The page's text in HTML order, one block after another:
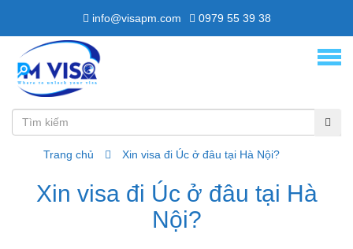
info@visapm.com 0979 55 39 38
Trang chủ Xin visa đi Úc ở đâu tại Hà Nội?
Xin visa đi Úc ở đâu tại Hà
Nội?